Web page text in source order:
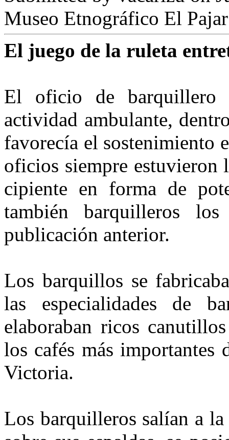
Museo Etnográfico El Pajar
El juego de la ruleta
El oficio de barquillero
actividad ambu­lante,
favorecía el sosteni­miento
oficios siempre
cipiente en forma de
también bar­quilleros
publicación anterior.
Los barquillos se
las es­pecialidades de
elaboraban ricos
los cafés más importan­tes
Victoria.
Los barquilleros salían a